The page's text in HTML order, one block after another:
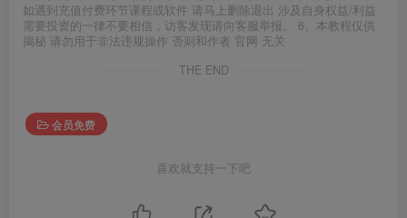
如遇到充值付费环节课程或软件 请马上删除退出 涉及自身权益/利益
需要投资的一律不要相信，访客发现请向客服举报。 6、本教程仅供
揭秘 请勿用于非法违规操作 否则和作者 官网 无关
THE END
会员免费
喜欢就支持一下吧